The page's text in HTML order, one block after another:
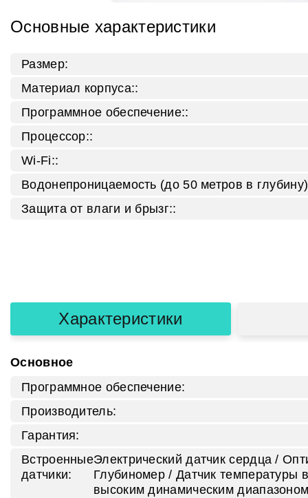
Основные характеристики
Размер:
Материал корпуса::
Программное обеспечение::
Процессор::
Wi-Fi::
Водонепроницаемость (до 50 метров в
Защита от влаги и брызг::
Характеристики
Основное
Программное обеспечение:
Производитель:
Гарантия:
Встроенные
датчики:
Электрический датчик сердца /
Глубиномер / Датчик температуры
высоким динамическим